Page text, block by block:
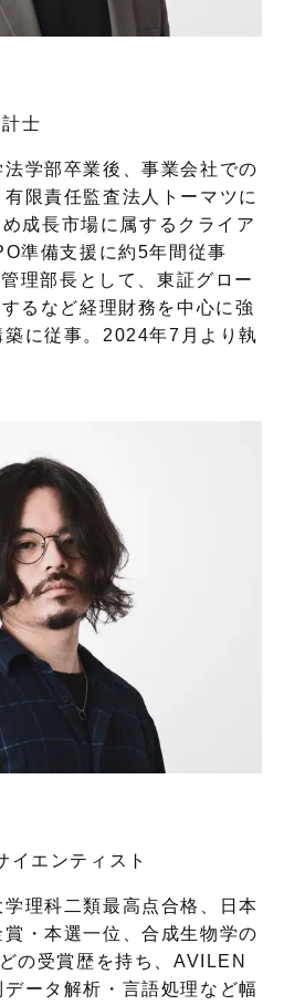
士
学部卒業後、事業会社での
限責任監査法人トーマツに
成長市場に属するクライア
準備支援に約5年間従事
理部長として、東証グロー
るなど経理財務を中心に強
築に従事。2024年7月より執
イエンティスト
理科二類最高点合格、日本
・本選一位、合成生物学の
の受賞歴を持ち、AVILEN
ータ解析・言語処理など幅